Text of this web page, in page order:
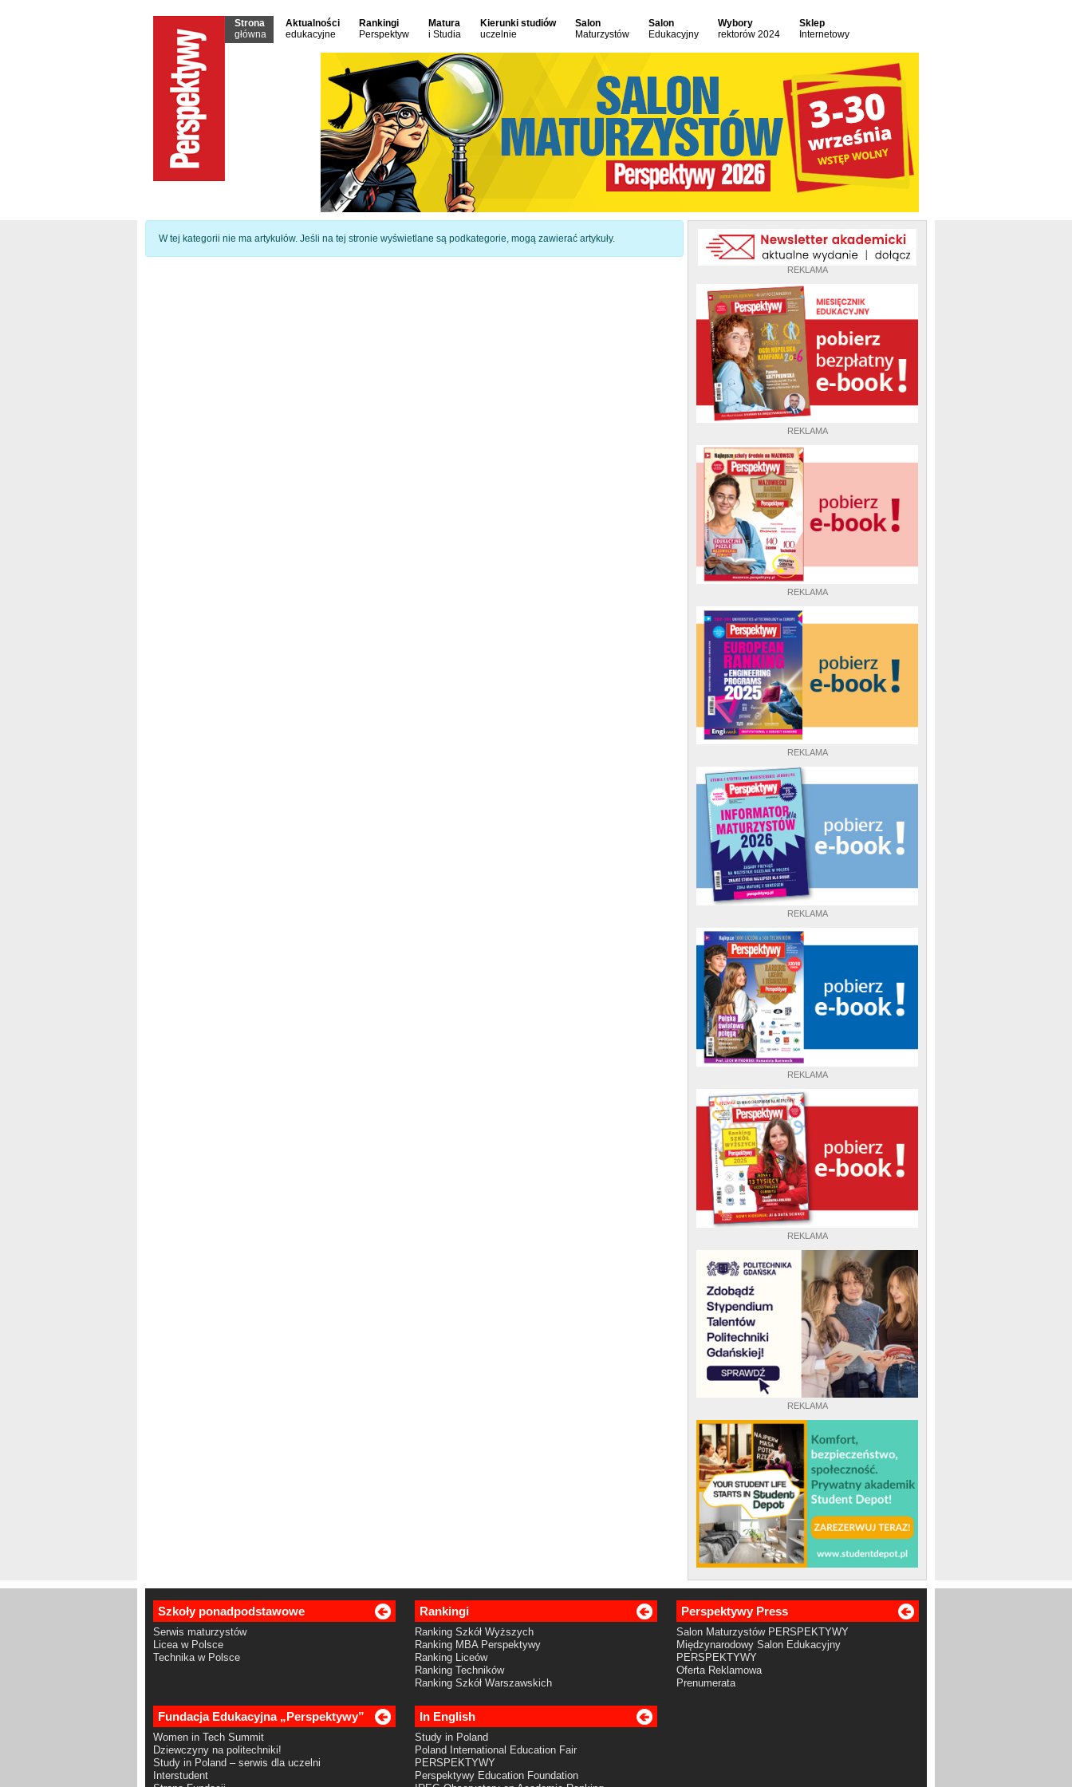
Strona
główna
Aktualności
edukacyjne
Rankingi
Perspektyw
Matura
i Studia
Kierunki studiów
uczelnie
Salon
Maturzystów
Salon
Edukacyjny
Wybory
rektorów 2024
Sklep
Internetowy
REKLAMA
REKLAMA
REKLAMA
REKLAMA
REKLAMA
REKLAMA
REKLAMA
REKLAMA
Informacja
W tej kategorii nie ma artykułów. Jeśli na tej stronie wyświetlane są podkategorie, mogą zawierać artykuły.
Szkoły ponadpodstawowe
Serwis maturzystów
Licea w Polsce
Technika w Polsce
Rankingi
Ranking Szkół Wyższych
Ranking MBA Perspektywy
Ranking Liceów
Ranking Techników
Ranking Szkół Warszawskich
Perspektywy Press
Salon Maturzystów PERSPEKTYWY
Międzynarodowy Salon Edukacyjny
PERSPEKTYWY
Oferta Reklamowa
Prenumerata
Fundacja Edukacyjna „Perspektywy”
Women in Tech Summit
Dziewczyny na politechniki!
Study in Poland – serwis dla uczelni
Interstudent
In English
Study in Poland
Poland International Education Fair
PERSPEKTYWY
Perspektywy Education Foundation